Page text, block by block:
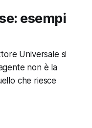
esempi
Universale si
non è la
che riesce